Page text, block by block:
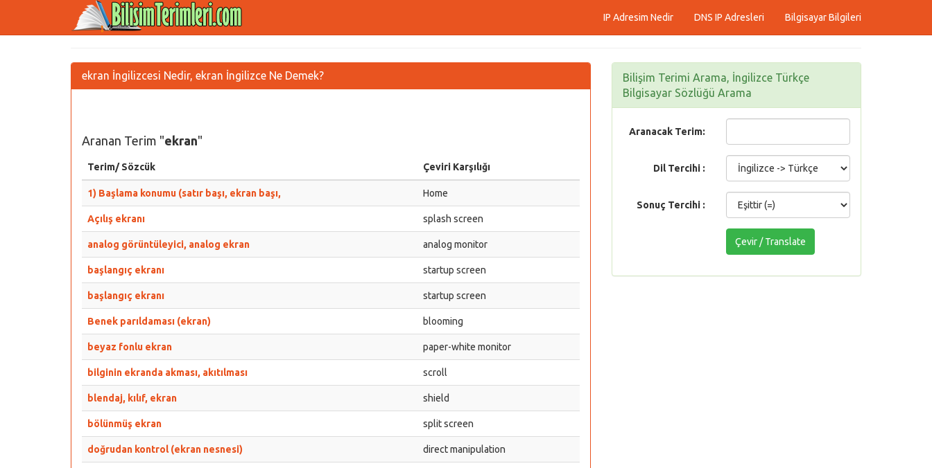
IP Adresim Nedir DNS IP Adresleri Bilgisayar Bilgileri
ekran İngilizcesi Nedir, ekran İngilizce Ne Demek?
Aranan Terim "ekran"
Terim/ Sözcük Çeviri Karşılığı
1) Başlama konumu (satır başı, ekran başı, Home
Açılış ekranı splash screen
analog görüntüleyici, analog ekran analog monitor
başlangıç ekranı startup screen
başlangıç ekranı startup screen
Benek parıldaması (ekran) blooming
beyaz fonlu ekran paper-white monitor
bilginin ekranda akması, akıtılması scroll
blendaj, kılıf, ekran shield
bölünmüş ekran split screen
doğrudan kontrol (ekran nesnesi) direct manipulation
Bilişim Terimi Arama, İngilizce Türkçe
Bilgisayar Sözlüğü Arama
Aranacak Terim:
Dil Tercihi :
Sonuç Tercihi :